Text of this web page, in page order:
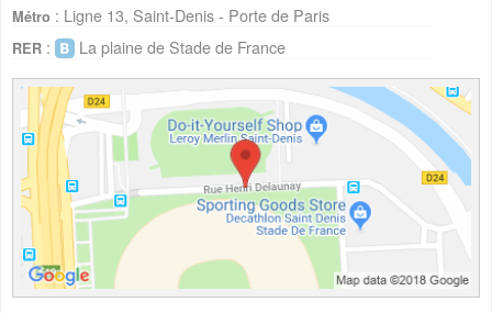
Métro : Ligne 13, Saint-Denis - Porte de Paris
RER : La plaine de Stade de France